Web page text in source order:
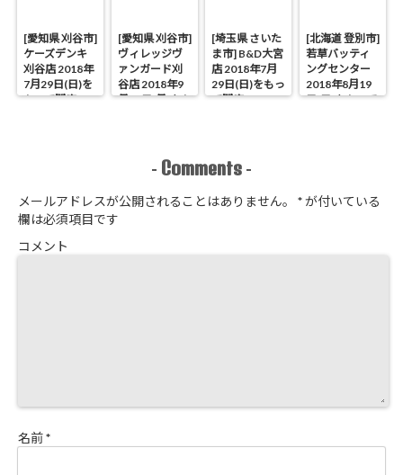
[愛知県 刈谷市]
ケーズデンキ
刈谷店 2018年
7月29日(日)を
もって閉店
[愛知県 刈谷市]
ヴィレッジヴ
ァンガード刈
谷店 2018年9
月17日(月)をも
[埼玉県 さいた
ま市] B&D大宮
店 2018年7月
29日(日)をもっ
て閉店
[北海道 登別市]
若草バッティ
ングセンター
2018年8月19
日(日)をもって
- Comments -
メールアドレスが公開されることはありません。 *が付いている
欄は必須項目です
コメント
名前*